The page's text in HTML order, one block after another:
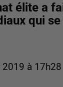
élite a
qui
2019 à 17h28